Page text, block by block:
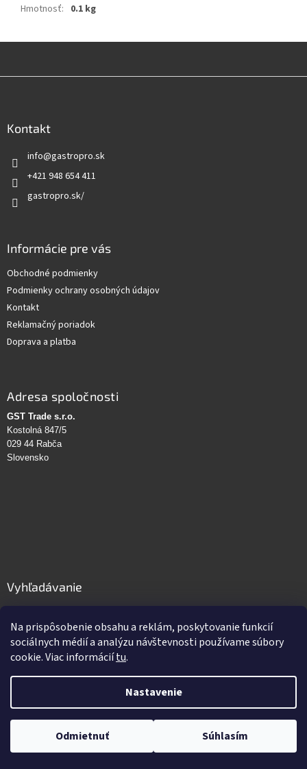
Na prispôsobenie obsahu a reklám, poskytovanie funkcií
sociálnych médií a analýzu návštevnosti používame súbory
cookie. Viac informáciítu.
Nastavenie
Odmietnuť Súhlasím
Hmotnosť: 0.1 kg
Kontakt
info@gastropro.sk
+421 948 654 411
gastropro.sk/
Informácie pre vás
Obchodné podmienky
Podmienky ochrany osobných údajov
Kontakt
Reklamačný poriadok
Doprava a platba
Adresa spoločnosti
GST Trade s.r.o.
Kostolná 847/5
029 44 Rabča
Slovensko
Vyhľadávanie
HĽADAŤ
Copyright 2026GastroPro.sk. Všetky práva vyhradené.Upraviť